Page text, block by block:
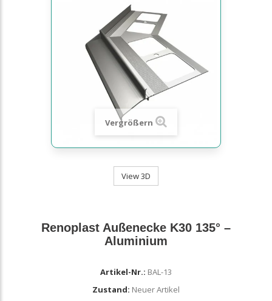
Vergrößern
View 3D
Renoplast Außenecke K30 135° –
Aluminium
Artikel-Nr.: BAL-13
Zustand: Neuer Artikel